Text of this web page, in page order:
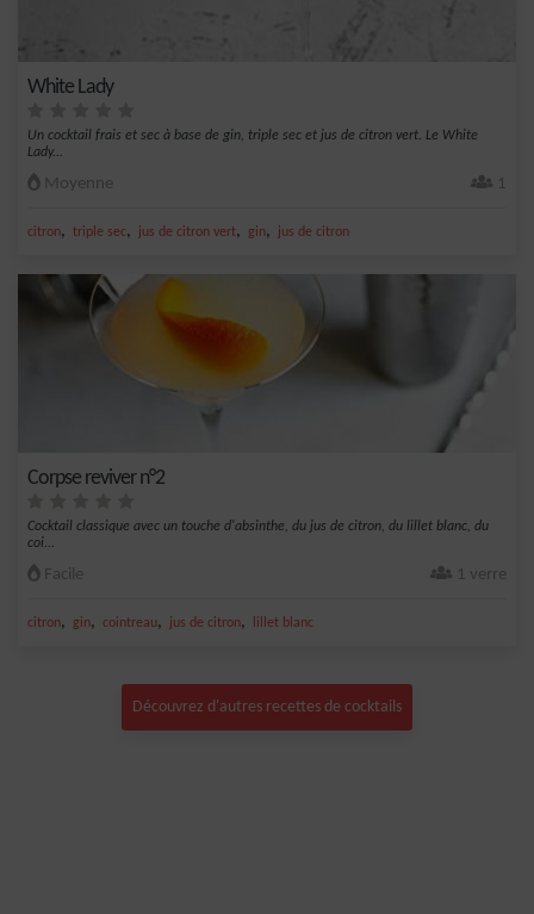
White Lady
Un cocktail frais et sec à base de gin, triple sec et jus de citron vert. Le White
Lady...
Moyenne 1
citron, triple sec, jus de citron vert, gin, jus de citron
Corpse reviver n°2
Cocktail classique avec un touche d'absinthe, du jus de citron, du lillet blanc, du
coi...
Facile 1 verre
citron, gin, cointreau, jus de citron, lillet blanc
Découvrez d'autres recettes de cocktails